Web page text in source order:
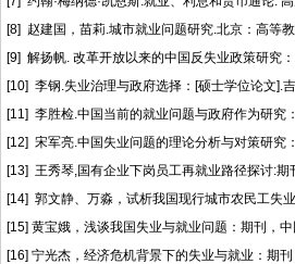
[8] 赵建国，苗莉.城市就业问题研究.北京：高等
[9] 解扬帆. 改革开放以来的中国反失业政策研究
[10] 李钢.失业治理与政府选择：[硕士学位论文].
[11] 李胜检.中国当前的就业问题与政府作为研
[12] 宋军亮.中国失业问题的理论分析与对策研究
[13] 王秀琴,国有企业下岗员工再就业路径探讨:
[14] 郭文静、万淼，试析我国现行城市农民工
[15] 黄宝娥，浅谈我国失业与就业问题：期刊，
[16] 宁光杰，经济危机背景下的失业与就业：期